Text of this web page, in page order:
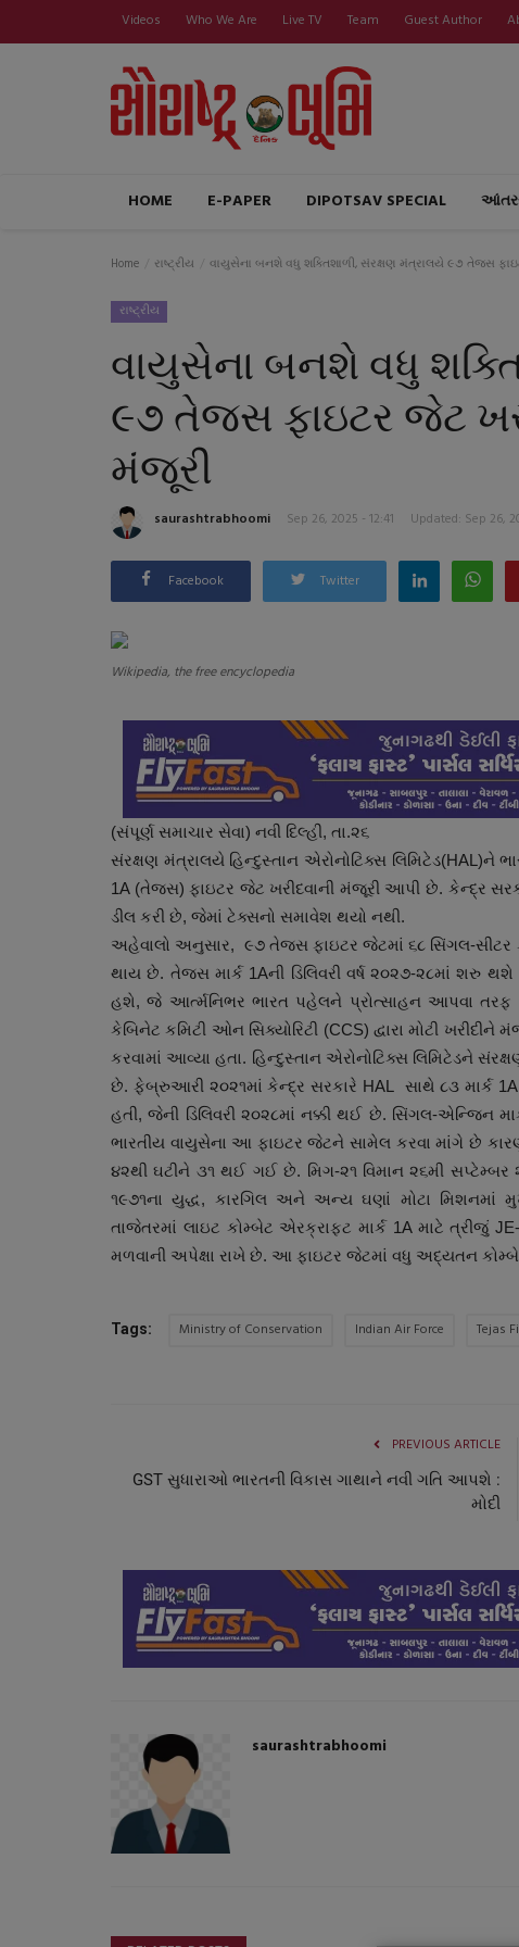
Videos Who We Are Live TV Team Guest Author
HOME E-PAPER DIPOTSAV SPECIAL
Home રાષ્ટ્રીય વાયુસેના બનશે વધુ શક્તિશાળી, સંરક્ષણ મંત્રાલયે ૯૭ તેજસ
રાષ્ટ્રીય
વાયુસેના બનશે વધુ
૯૭ તેજસ ફાઇટર જેટ
મંજૂરી
saurashtrabhoomi Sep 26, 2025 - 12:41 Updated: Sep 26,
Facebook Twitter
Wikipedia, the free encyclopedia
(સંપૂર્ણ સમાચાર સેવા) નવી દિલ્હી, તા.૨૬
સંરક્ષણ મંત્રાલયે હિન્દુસ્તાન એરોનોટિક્સ લિમિટેડ(HAL)ને
1A (તેજસ) ફાઇટર જેટ ખરીદવાની મંજૂરી આપી છે. કેન્દ્ર
ડીલ કરી છે, જેમાં ટેક્સનો સમાવેશ થયો નથી.
અહેવાલો અનુસાર, ૯૭ તેજસ ફાઇટર જેટમાં ૬૮ સિંગલ-
થાય છે. તેજસ માર્ક 1Aની ડિલિવરી વર્ષ ૨૦૨૭-૨૮માં શરુ
હશે, જે આર્ત્મનિભર ભારત પહેલને પ્રોત્સાહન આપવા તરફ
કેબિનેટ કમિટી ઓન સિક્યોરિટી (CCS) દ્વારા મોટી
કરવામાં આવ્યા હતા. હિન્દુસ્તાન એરોનોટિક્સ લિમિટેડને
છે. ફેબ્રુઆરી ૨૦૨૧માં કેન્દ્ર સરકારે HAL સાથે ૮૩ માર્ક
હતી, જેની ડિલિવરી ૨૦૨૮માં નક્કી થઈ છે. સિંગલ-એન્જિન
ભારતીય વાયુસેના આ ફાઇટર જેટને સામેલ કરવા માંગે છે
૪૨થી ઘટીને ૩૧ થઈ ગઈ છે. મિગ-૨૧ વિમાન ૨૬મી સપ્ટેમ્બર
૧૯૭૧ના યુદ્ધ, કારગિલ અને અન્ય ઘણાં મોટા મિશનમાં
તાજેતરમાં લાઇટ કોમ્બેટ એરક્રાફ્ટ માર્ક 1A માટે
મળવાની અપેક્ષા રાખે છે. આ ફાઇટર જેટમાં વધુ અદ્યતન
Tags: Ministry of Conservation Indian Air Force Tejas
PREVIOUS ARTICLE
GST સુધારાઓ ભારતની વિકાસ ગાથાને નવી ગતિ આપશે :
મોદી
saurashtrabhoomi